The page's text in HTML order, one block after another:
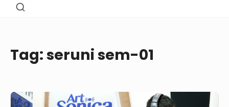
contentSHOW
Tag:seruni sem-01
Cara